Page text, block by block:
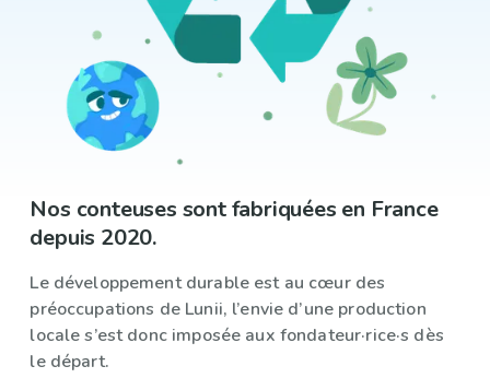
Nos conteuses sont fabriquées en France
depuis 2020.
Le développement durable est au cœur des
préoccupations de Lunii, l’envie d’une production
locale s’est donc imposée aux fondateur·rice·s dès
le départ.